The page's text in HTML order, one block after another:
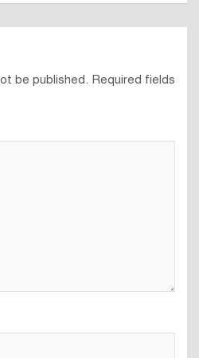
be published. Required fields